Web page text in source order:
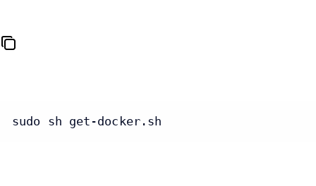
sudo sh get-docker.sh